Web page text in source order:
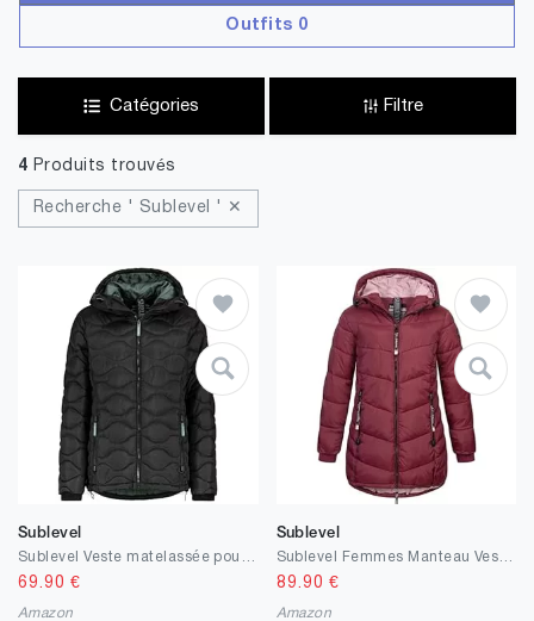
Outfits 0
Catégories Filtre
4 Produits trouvés
Recherche ' Sublevel ' ✕
Sublevel
69.90 €
Amazon
Sublevel
89.90 €
Amazon